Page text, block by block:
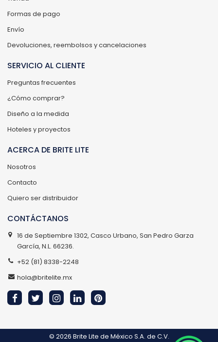
Formas de pago
Envío
Devoluciones, reembolsos y cancelaciones
SERVICIO AL CLIENTE
Preguntas frecuentes
¿Cómo comprar?
Diseño a la medida
Hoteles y proyectos
ACERCA DE BRITE LITE
Nosotros
Contacto
Quiero ser distribuidor
CONTÁCTANOS
16 de Septiembre 1302, Casco Urbano, San Pedro Garza
García, N.L. 66236.
+52 (81) 8338-2248
hola@britelite.mx
© 2026 Brite Lite de México S.A. de C.V.